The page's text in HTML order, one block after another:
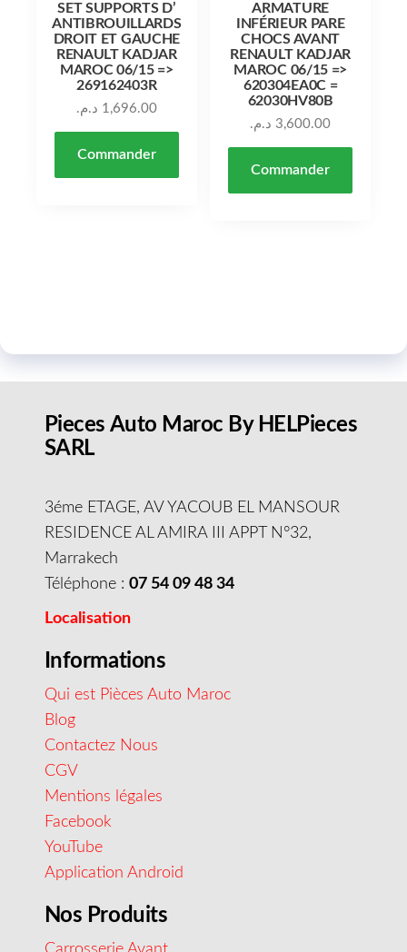
SET SUPPORTS D’
ANTIBROUILLARDS
DROIT ET GAUCHE
RENAULT KADJAR
MAROC 06/15 =>
269162403R
1,696.00 د.م.
Commander
ARMATURE
INFÉRIEUR PARE
CHOCS AVANT
RENAULT KADJAR
MAROC 06/15 =>
620304EA0C =
62030HV80B
3,600.00 د.م.
Commander
Pieces Auto Maroc By HELPieces
SARL
3éme ETAGE, AV YACOUB EL MANSOUR
RESIDENCE AL AMIRA III APPT N°32,
Marrakech
Téléphone : 07 54 09 48 34
Localisation
Informations
Qui est Pièces Auto Maroc
Blog
Contactez Nous
CGV
Mentions légales
Facebook
YouTube
Application Android
Nos Produits